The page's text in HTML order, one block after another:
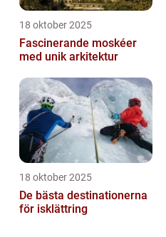
18 oktober 2025
Fascinerande moskéer
med unik arkitektur
18 oktober 2025
De bästa destinationerna
för isklättring